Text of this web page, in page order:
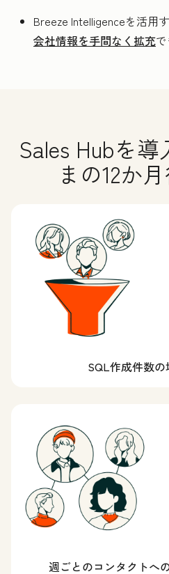
Breeze Intelligenceを活用す
会社情報を手間なく拡充
Sales Hubを
まの12か
SQL作成件数
週ごとのコンタクトへ